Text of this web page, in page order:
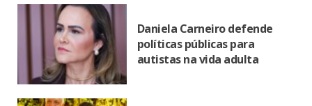
Daniela Carneiro defende
políticas públicas para
autistas na vida adulta